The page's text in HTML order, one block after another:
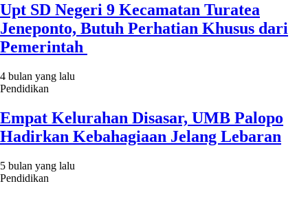
Upt SD Negeri 9 Kecamatan Turatea
Jeneponto, Butuh Perhatian Khusus dari
Pemerintah
4 bulan yang lalu
Pendidikan
Empat Kelurahan Disasar, UMB Palopo
Hadirkan Kebahagiaan Jelang Lebaran
5 bulan yang lalu
Pendidikan